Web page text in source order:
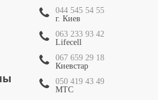
044 545 54 55
г. Киев
063 233 93 42
Lifecell
067 659 29 18
Киевстар
050 419 43 49
МТС